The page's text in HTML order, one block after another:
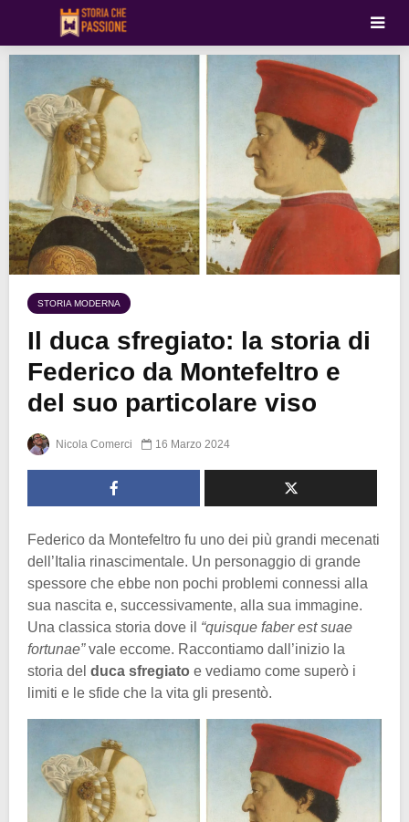
STORIA MODERNA
Il duca sfregiato: la storia di
Federico da Montefeltro e
del suo particolare viso
Nicola Comerci 16 Marzo 2024
Federico da Montefeltro fu uno dei più grandi mecenati
dell’Italia rinascimentale. Un personaggio di grande
spessore che ebbe non pochi problemi connessi alla
sua nascita e, successivamente, alla sua immagine.
Una classica storia dove il “quisque faber est suae
fortunae”vale eccome. Raccontiamo dall’inizio la
storia del duca sfregiato e vediamo come superò i
limiti e le sfide che la vita gli presentò.